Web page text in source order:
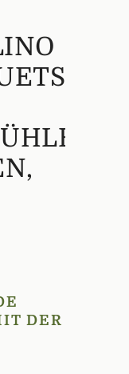
DER